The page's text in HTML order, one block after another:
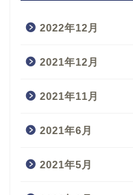
2022年12月
2021年12月
2021年11月
2021年6月
2021年5月